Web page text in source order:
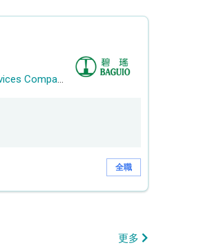
Baguio Cleaning Services Company Limited
全職
更多